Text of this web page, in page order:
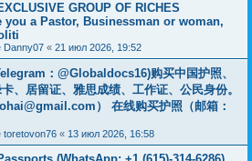
GROUP OF RICHES
you a Pastor, Businessman or woman,
Danny07 « 21 июл 2026, 19:52
：@Globaldocs16)购买中国护照、
、居留证、雅思成绩、工作证、公民身份。
） 在线购买护照（邮箱：
toretovon76 « 13 июл 2026, 16:58